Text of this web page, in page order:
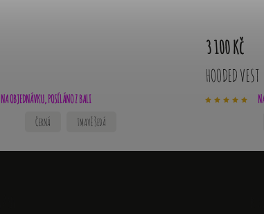
NA OBJEDNÁVKU, POSÍLÁNO Z BALI
ČERNÁ TMAVĚ ŠEDÁ
HOODED VEST
3 100 Kč